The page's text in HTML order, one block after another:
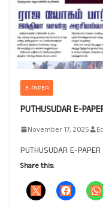
E-PAPER
PUTHUSUDAR E-
November 17, 2025
PUTHUSUDAR E-PAPER
Share this: